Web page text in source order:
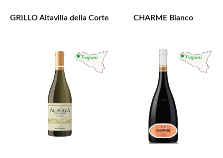
GRILLO Altavilla della Corte CHARME Bianco